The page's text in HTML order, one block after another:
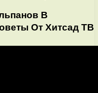
В
От Хитсад ТВ